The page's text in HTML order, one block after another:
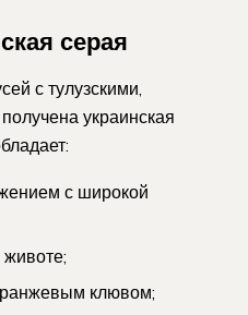
серая
с тулузскими,
украинская
с широкой
клювом;